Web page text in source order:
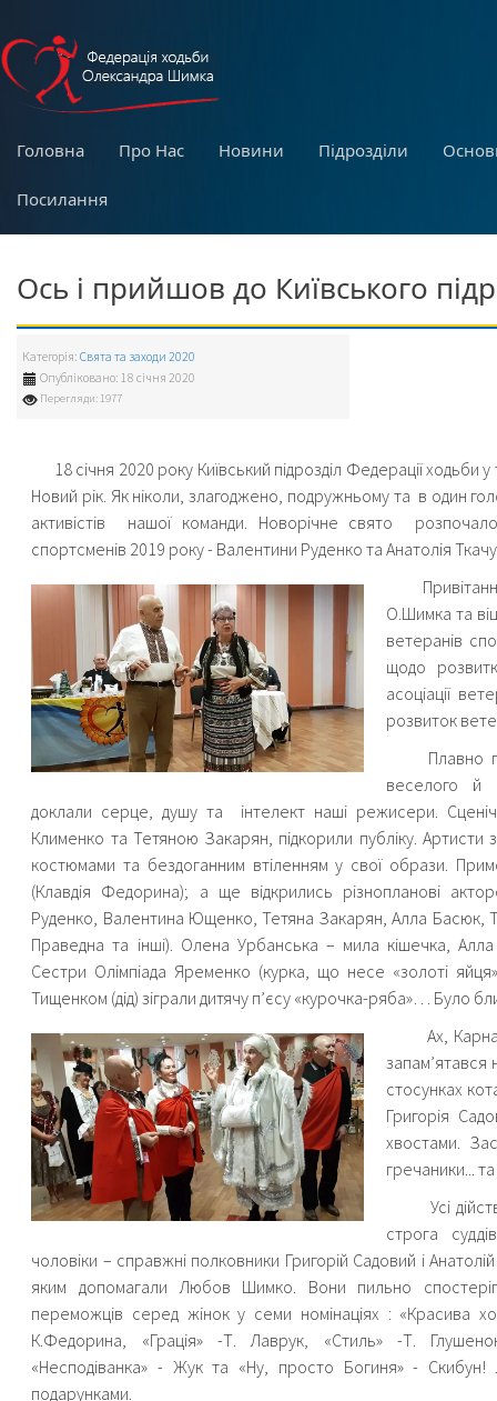
Головна Про Нас Новини Підрозділи
Посилання
Ось і прийшов до Київського
Категорія: Свята та заходи 2020
Опубліковано: 18 січня 2020
Перегляди: 1977
18 січня 2020 року Київський підрозділ Федерації ходьби
Новий рік. Як ніколи, злагоджено, подружньому та в один
активістів нашої команди. Новорічне свято
спортсменів 2019 року - Валентини Руденко та Анатолія
О.Шимка та
ветеранів
щодо
асоціації
розвиток
Плавно
веселого й
доклали серце, душу та інтелект наші режисери.
Клименко та Тетяною Закарян, підкорили публіку. Артисти
костюмами та бездоганним втіленням у свої образи.
(Клавдія Федорина); а ще відкрились різнопланові
Руденко, Валентина Ющенко, Тетяна Закарян, Алла Басюк,
Праведна та інші). Олена Урбанська – мила кішечка,
Сестри Олімпіада Яременко (курка, що несе «золоті
Тищенком (дід) зіграли дитячу п’єсу «курочка-ряба»… Було
Ах,
запам’ятався
стосунках
Григорія
хвостами.
гречаники...
Усі
строга
чоловіки – справжні полковники Григорій Садовий і
яким допомагали Любов Шимко. Вони пильно
переможців серед жінок у семи номінаціях : «Красива
К.Федорина, «Грація» -Т. Лаврук, «Стиль» -Т.
«Несподіванка» - Жук та «Ну, просто Богиня» - Скибун!
подарунками.